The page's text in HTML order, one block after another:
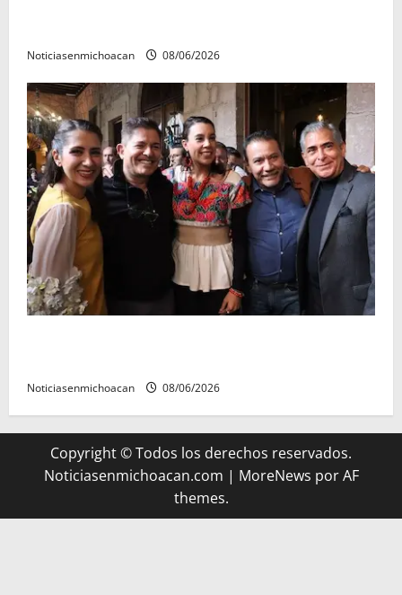
Noticiasenmichoacan 08/06/2026
Noticiasenmichoacan 08/06/2026
Copyright © Todos los derechos reservados.
Noticiasenmichoacan.com | MoreNews por AF
themes.